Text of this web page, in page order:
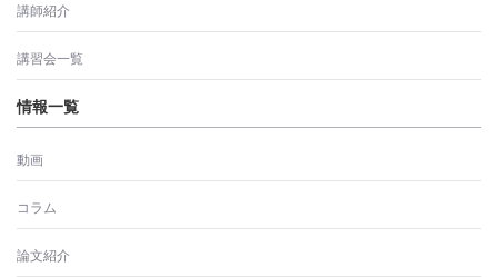
講師紹介
講習会一覧
情報一覧
動画
コラム
論文紹介